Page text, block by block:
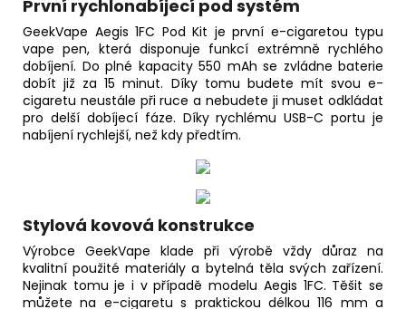
První rychlonabíjecí pod systém
GeekVape Aegis 1FC Pod Kit je první e-cigaretou typu
vape pen, která disponuje funkcí extrémně rychlého
dobíjení. Do plné kapacity 550 mAh se zvládne baterie
dobít již za 15 minut. Díky tomu budete mít svou e-
cigaretu neustále při ruce a nebudete ji muset odkládat
pro delší dobíjecí fáze. Díky rychlému USB-C portu je
nabíjení rychlejší, než kdy předtím.
Stylová kovová konstrukce
Výrobce GeekVape klade při výrobě vždy důraz na
kvalitní použité materiály a bytelná těla svých zařízení.
Nejinak tomu je i v případě modelu Aegis 1FC. Těšit se
můžete na e-cigaretu s praktickou délkou 116 mm a